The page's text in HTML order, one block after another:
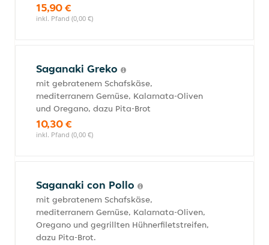
15,90 €
inkl. Pfand (0,00 €)
Saganaki Greko
mit gebratenem Schafskäse,
mediterranem Gemüse, Kalamata-Oliven
und Oregano, dazu Pita-Brot
10,30 €
inkl. Pfand (0,00 €)
Saganaki con Pollo
mit gebratenem Schafskäse,
mediterranem Gemüse, Kalamata-Oliven,
Oregano und gegrillten Hühnerfiletstreifen,
dazu Pita-Brot.